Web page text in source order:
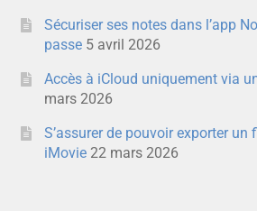
Sécuriser ses notes dans l’app
passe 5 avril 2026
Accès à iCloud uniquement via
mars 2026
S’assurer de pouvoir exporter un
iMovie 22 mars 2026